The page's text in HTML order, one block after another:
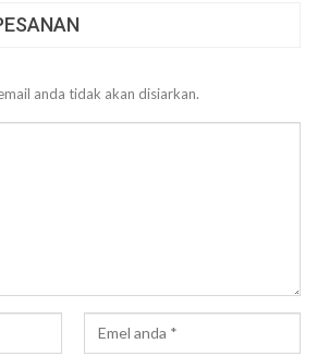
anda tidak akan disiarkan.